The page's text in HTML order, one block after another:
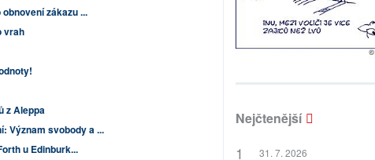
zákazu ...
vrah
z Aleppa
Význam svobody a ...
u Edinburk...
Nejčtenější
31. 7. 2026